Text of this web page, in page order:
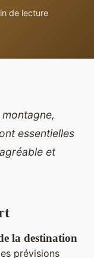
de lecture
essentielles
et
la destination
prévisions